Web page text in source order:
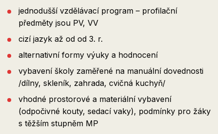
jednodušší vzdělávací program – profilační
předměty jsou PV, VV
cizí jazyk až od od 3. r.
alternativní formy výuky a hodnocení
vybavení školy zaměřené na manuální dovednosti
/dílny, skleník, zahrada, cvičná kuchyň/
vhodné prostorové a materiální vybavení
(odpočivné kouty, sedací vaky), podmínky pro žáky
s těžším stupněm MP